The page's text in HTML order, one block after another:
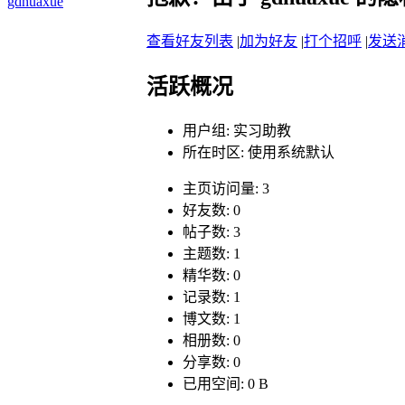
查看好友列表 |加为好友 |打个招呼 |发送
活跃概况
用户组: 实习助教
所在时区: 使用系统默认
主页访问量: 3
好友数: 0
帖子数: 3
主题数: 1
精华数: 0
记录数: 1
博文数: 1
相册数: 0
分享数: 0
已用空间: 0 B